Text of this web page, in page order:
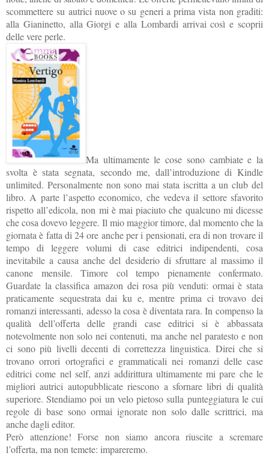
scommettere su autrici nuove o su generi a prima vista non graditi:
alla Gianinetto, alla Giorgi e alla Lombardi arrivai così e scoprii
delle vere perle.
Ma ultimamente le cose sono cambiate e la
svolta è stata segnata, secondo me, dall’introduzione di Kindle
unlimited. Personalmente non sono mai stata iscritta a un club del
libro. A parte l’aspetto economico, che vedeva il settore sfavorito
rispetto all’edicola, non mi è mai piaciuto che qualcuno mi dicesse
che cosa dovevo leggere. Il mio maggior timore, dal momento che la
giornata è fatta di 24 ore anche per i pensionati, era di non trovare il
tempo di leggere volumi di case editrici indipendenti, cosa
inevitabile a causa anche del desiderio di sfruttare al massimo il
canone mensile. Timore col tempo pienamente confermato.
Guardate la classifica amazon dei rosa più venduti: ormai è stata
praticamente sequestrata dai ku e, mentre prima ci trovavo dei
romanzi interessanti, adesso la cosa è diventata rara. In compenso la
qualità dell’offerta delle grandi case editrici si è abbassata
notevolmente non solo nei contenuti, ma anche nel paratesto e non
ci sono più livelli decenti di correttezza linguistica. Direi che si
trovano orrori ortografici e grammaticali nei romanzi delle case
editrici come nel self, anzi addirittura ultimamente mi pare che le
migliori autrici autopubblicate riescono a sfornare libri di qualità
superiore. Stendiamo poi un velo pietoso sulla punteggiatura le cui
regole di base sono ormai ignorate non solo dalle scrittrici, ma
anche dagli editor.
Però attenzione! Forse non siamo ancora riuscite a scremare
l’offerta, ma non temete: impareremo.